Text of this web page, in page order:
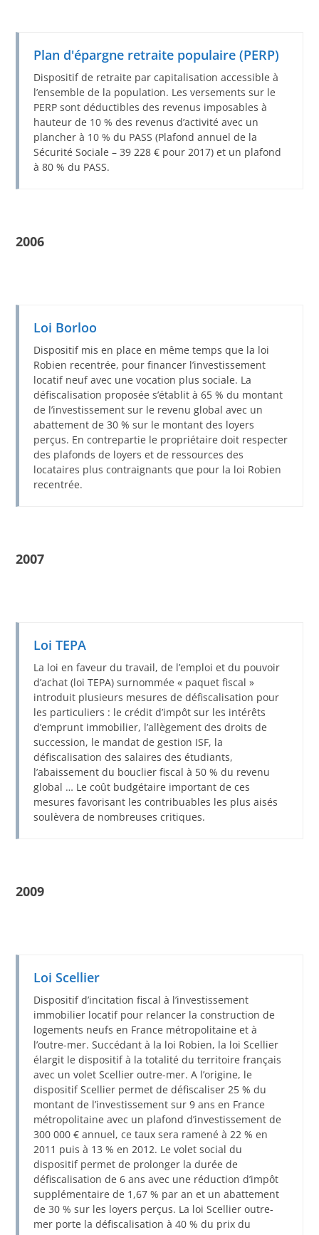
Plan d'épargne retraite populaire (PERP)
Dispositif de retraite par capitalisation accessible à
l’ensemble de la population. Les versements sur le
PERP sont déductibles des revenus imposables à
hauteur de 10 % des revenus d’activité avec un
plancher à 10 % du PASS (Plafond annuel de la
Sécurité Sociale – 39 228 € pour 2017) et un plafond
à 80 % du PASS.
2006
Loi Borloo
Dispositif mis en place en même temps que la loi
Robien recentrée, pour financer l’investissement
locatif neuf avec une vocation plus sociale. La
défiscalisation proposée s’établit à 65 % du montant
de l’investissement sur le revenu global avec un
abattement de 30 % sur le montant des loyers
perçus. En contrepartie le propriétaire doit respecter
des plafonds de loyers et de ressources des
locataires plus contraignants que pour la loi Robien
recentrée.
2007
Loi TEPA
La loi en faveur du travail, de l’emploi et du pouvoir
d’achat (loi TEPA) surnommée « paquet fiscal »
introduit plusieurs mesures de défiscalisation pour
les particuliers : le crédit d’impôt sur les intérêts
d’emprunt immobilier, l’allègement des droits de
succession, le mandat de gestion ISF, la
défiscalisation des salaires des étudiants,
l’abaissement du bouclier fiscal à 50 % du revenu
global … Le coût budgétaire important de ces
mesures favorisant les contribuables les plus aisés
soulèvera de nombreuses critiques.
2009
Loi Scellier
Dispositif d’incitation fiscal à l’investissement
immobilier locatif pour relancer la construction de
logements neufs en France métropolitaine et à
l’outre-mer. Succédant à la loi Robien, la loi Scellier
élargit le dispositif à la totalité du territoire français
avec un volet Scellier outre-mer. A l’origine, le
dispositif Scellier permet de défiscaliser 25 % du
montant de l’investissement sur 9 ans en France
métropolitaine avec un plafond d’investissement de
300 000 € annuel, ce taux sera ramené à 22 % en
2011 puis à 13 % en 2012. Le volet social du
dispositif permet de prolonger la durée de
défiscalisation de 6 ans avec une réduction d’impôt
supplémentaire de 1,67 % par an et un abattement
de 30 % sur les loyers perçus. La loi Scellier outre-
mer porte la défiscalisation à 40 % du prix du